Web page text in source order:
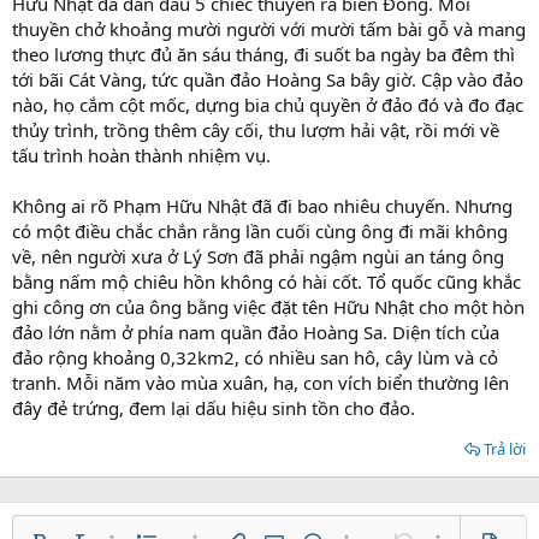
thuyền chở khoảng mười người với mười tấm bài gỗ và mang
theo lương thực đủ ăn sáu tháng, đi suốt ba ngày ba đêm thì
tới bãi Cát Vàng, tức quần đảo Hoàng Sa bây giờ. Cập vào đảo
nào, họ cắm cột mốc, dựng bia chủ quyền ở đảo đó và đo đạc
thủy trình, trồng thêm cây cối, thu lượm hải vật, rồi mới về
tấu trình hoàn thành nhiệm vụ.
Không ai rõ Phạm Hữu Nhật đã đi bao nhiêu chuyến. Nhưng
có một điều chắc chắn rằng lần cuối cùng ông đi mãi không
về, nên người xưa ở Lý Sơn đã phải ngậm ngùi an táng ông
bằng nấm mộ chiêu hồn không có hài cốt. Tổ quốc cũng khắc
ghi công ơn của ông bằng việc đặt tên Hữu Nhật cho một hòn
đảo lớn nằm ở phía nam quần đảo Hoàng Sa. Diện tích của
đảo rộng khoảng 0,32km2, có nhiều san hô, cây lùm và cỏ
tranh. Mỗi năm vào mùa xuân, hạ, con vích biển thường lên
đây đẻ trứng, đem lại dấu hiệu sinh tồn cho đảo.
Trả lời